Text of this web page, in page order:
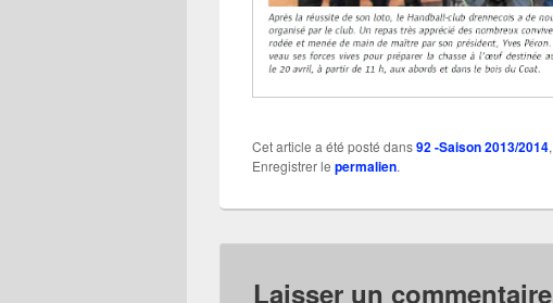
Cet article a été posté dans92 -Saison 2013/2014,
Enregistrer le permalien.
Laisser un commentaire